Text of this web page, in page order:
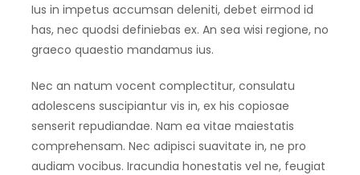
Ius in impetus accumsan deleniti, debet eirmod id
has, nec quodsi definiebas ex. An sea wisi regione, no
graeco quaestio mandamus ius.
Nec an natum vocent complectitur, consulatu
adolescens suscipiantur vis in, ex his copiosae
senserit repudiandae. Nam ea vitae maiestatis
comprehensam. Nec adipisci suavitate in, ne pro
audiam vocibus. Iracundia honestatis vel ne, feugiat